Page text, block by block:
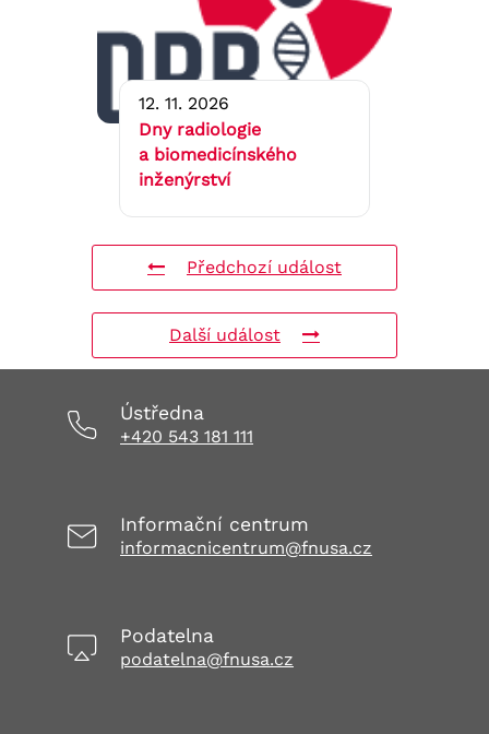
12. 11. 2026
Dny radiologie
a biomedicínského
inženýrství
Předchozí událost
Další událost
Ústředna
+420 543 181 111
Informační centrum
informacnicentrum@fnusa.cz
Podatelna
podatelna@fnusa.cz